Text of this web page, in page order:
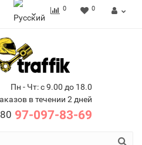
0 0
Пн - Чт: с 9.00 до 18.0
в течении 2 дней
97-097-83-69